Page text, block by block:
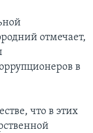
отмечает,
в
что в этих